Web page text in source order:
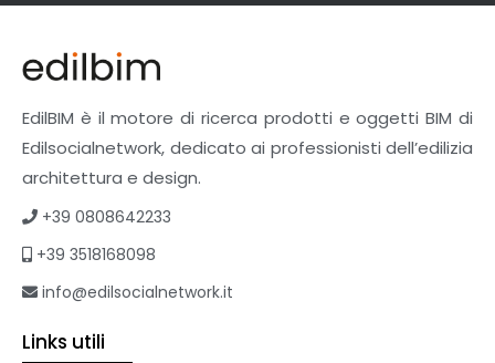
Pavimenti e rivestimenti
Pavimenti industriali
Sistemi giardini pensili
Supporti per esterni
Tetti verdi
eBook
Formazione professionale
Illuminazione
EdilBIM è il motore di ricerca prodotti e oggetti BIM di
Edilsocialnetwork, dedicato ai professionisti dell’edilizia
architettura e design.
+39 0808642233
+39 3518168098
info@edilsocialnetwork.it
Links utili